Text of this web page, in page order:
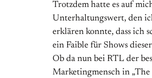
Trotzdem hatte es auf
Unterhaltungswert, den
erklären konnte, dass ich
ein Faible für Shows
Ob da nun bei RTL der
Marketingmensch in